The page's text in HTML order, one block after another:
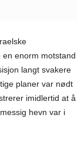
enorm motstand
langt svakere
planer var nødt
imidlertid at å
hevn var i